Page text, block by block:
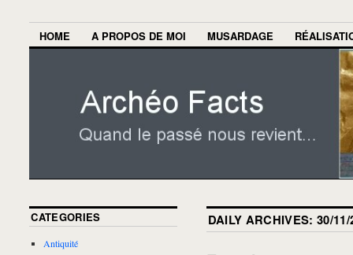
HOME A PROPOS DE MOI MUSARDAGE
DAILY ARCHIVES: 30/
CATEGORIES
Antiquité